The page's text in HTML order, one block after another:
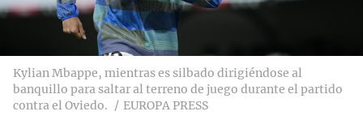
Kylian Mbappe, mientras es silbado dirigiéndose al
banquillo para saltar al terreno de juego durante el partido
contra el Oviedo.
EUROPA PRESS